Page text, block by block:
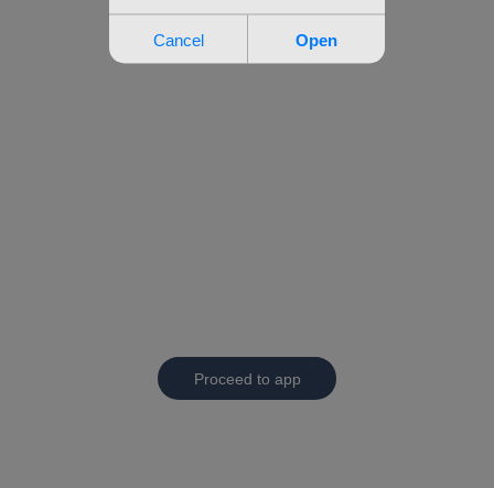
Proceed to app